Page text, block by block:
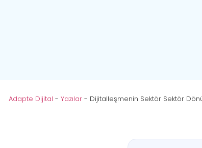
Adapte Dijital - Yazılar - Dijitalleşmenin Sektör Sektör